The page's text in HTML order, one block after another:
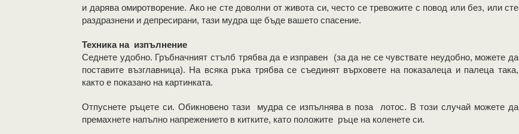
и дарява омиротворение. Ако не сте доволни от живота си, често се тревожите с повод или без, или сте
раздразнени и депресирани, тази мудра ще бъде вашето спасение.
Техника на изпълнение
Седнете удобно. Гръбначният стълб трябва да е изправен (за да не се чувствате неудобно, можете да
поставите възглавница). На всяка ръка трябва се съединят върховете на показалеца и палеца така,
както е показано на картинката.
Отпуснете ръцете си. Обикновено тази мудра се изпълнява в поза лотос. В този случай можете да
премахнете напълно напрежението в китките, като положите ръце на коленете си.